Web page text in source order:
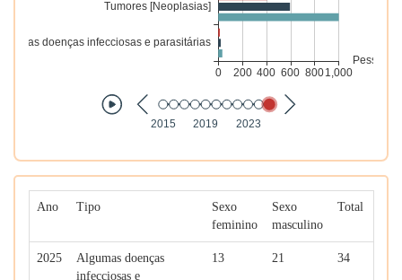
Ano Tipo
Sexo
feminino
Sexo
masculino
Total
2025
Algumas doenças
infecciosas e
13 21 34